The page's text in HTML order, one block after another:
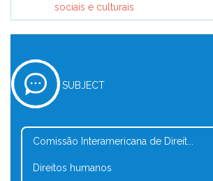
sociais e culturais
SUBJECT
Comissão Interamericana de Direit...
Direitos humanos